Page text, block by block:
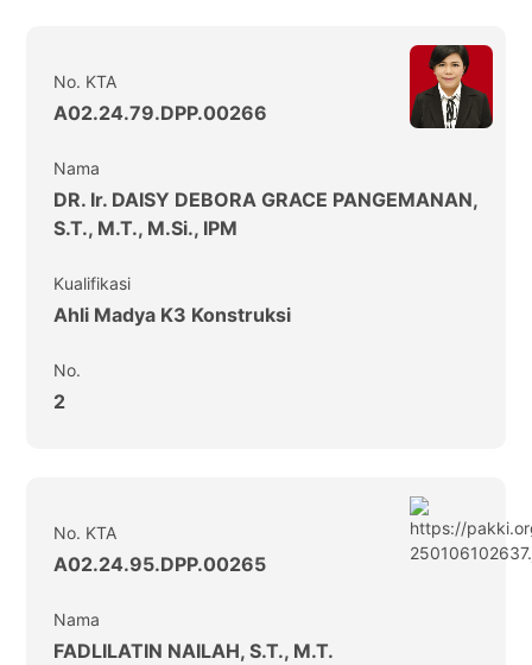
No. KTA
A02.24.79.DPP.00266
Nama
DR. Ir. DAISY DEBORA GRACE PANGEMANAN,
S.T., M.T., M.Si., IPM
Kualifikasi
Ahli Madya K3 Konstruksi
No.
2
No. KTA
A02.24.95.DPP.00265
Nama
FADLILATIN NAILAH, S.T., M.T.